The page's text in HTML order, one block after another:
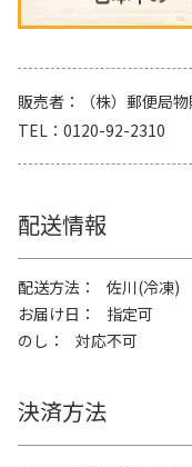
販売者
（株）郵便局
TEL
0120-92-2310
配送情報
配送方法
佐川(冷凍)
お届け日
指定可
のし
対応不可
決済方法